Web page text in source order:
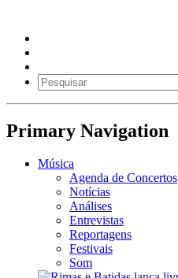
Primary Navigation
Música
Agenda de Concertos
Notícias
Análises
Entrevistas
Reportagens
Festivais
Som